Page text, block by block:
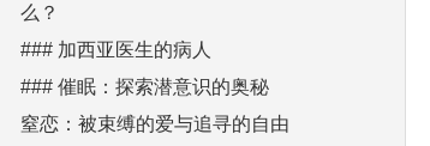
么？
### 加西亚医生的病人
### 催眠：探索潜意识的奥秘
窒恋：被束缚的爱与追寻的自由